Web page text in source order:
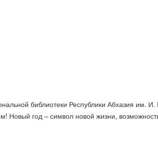
библиотеки Республики Абхазия им. И.
Новый год – символ новой жизни,